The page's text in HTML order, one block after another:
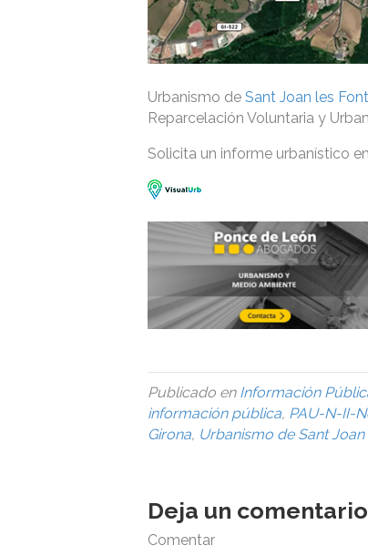
Urbanismo de Sant Joan les
Reparcelación Voluntaria y
Solicita un informe urbanístico en
Publicado en Información
información pública, PAU-N-II-
Girona, Urbanismo de Sant Joan
Deja un comentario
Comentar